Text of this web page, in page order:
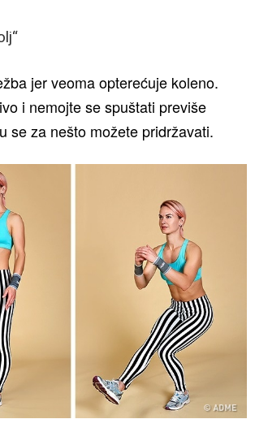
jer veoma opterećuje koleno.
i nemojte se spuštati previše
se za nešto možete pridržavati.